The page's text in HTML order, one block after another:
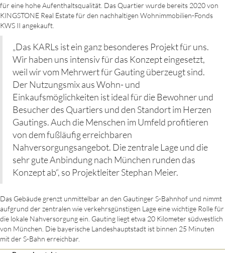
für eine hohe Aufenthaltsqualität. Das Quartier wurde bereits 2020 von
KINGSTONE Real Estate für den nachhaltigen Wohnimmobilien-Fonds
KWS II angekauft.
„Das KARLs ist ein ganz besonderes Projekt für uns.
Wir haben uns intensiv für das Konzept eingesetzt,
weil wir vom Mehrwert für Gauting überzeugt sind.
Der Nutzungsmix aus Wohn- und
Einkaufsmöglichkeiten ist ideal für die Bewohner und
Besucher des Quartiers und den Standort im Herzen
Gautings. Auch die Menschen im Umfeld profitieren
von dem fußläufig erreichbaren
Nahversorgungsangebot. Die zentrale Lage und die
sehr gute Anbindung nach München runden das
Konzept ab“, so Projektleiter Stephan Meier.
Das Gebäude grenzt unmittelbar an den Gautinger S-Bahnhof und nimmt
aufgrund der zentralen wie verkehrsgünstigen Lage eine wichtige Rolle für
die lokale Nahversorgung ein. Gauting liegt etwa 20 Kilometer südwestlich
von München. Die bayerische Landeshauptstadt ist binnen 25 Minuten
mit der S-Bahn erreichbar.